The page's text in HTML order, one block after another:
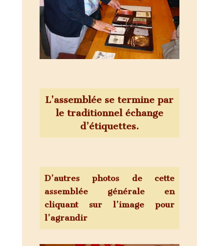
L’assemblée se termine par
le traditionnel échange
d’étiquettes.
D’autres photos de cette
assemblée générale en
cliquant sur l’image pour
l’agrandir